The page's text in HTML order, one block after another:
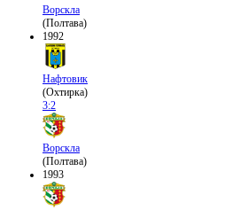
Ворскла
(Полтава)
1992
Нафтовик
(Охтирка)
3:2
Ворскла
(Полтава)
1993